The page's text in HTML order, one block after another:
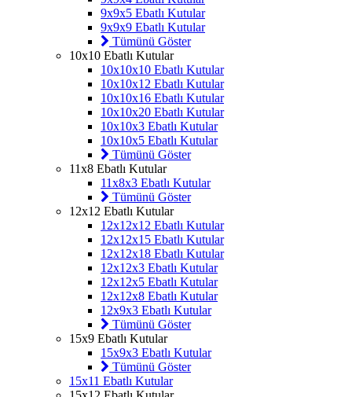
9x9x5 Ebatlı Kutular
9x9x9 Ebatlı Kutular
Tümünü Göster
10x10 Ebatlı Kutular
10x10x10 Ebatlı Kutular
10x10x12 Ebatlı Kutular
10x10x16 Ebatlı Kutular
10x10x20 Ebatlı Kutular
10x10x3 Ebatlı Kutular
10x10x5 Ebatlı Kutular
Tümünü Göster
11x8 Ebatlı Kutular
11x8x3 Ebatlı Kutular
Tümünü Göster
12x12 Ebatlı Kutular
12x12x12 Ebatlı Kutular
12x12x15 Ebatlı Kutular
12x12x18 Ebatlı Kutular
12x12x3 Ebatlı Kutular
12x12x5 Ebatlı Kutular
12x12x8 Ebatlı Kutular
12x9x3 Ebatlı Kutular
Tümünü Göster
15x9 Ebatlı Kutular
15x9x3 Ebatlı Kutular
Tümünü Göster
15x11 Ebatlı Kutular